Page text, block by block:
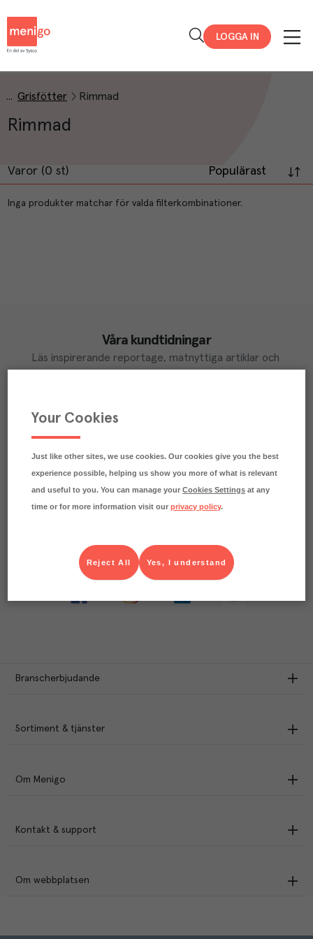
LOGGA IN
Grisfötter Rimmad
Rimmad
Varor (0 st) Populärast
Inga produkter matchar för valda filterkombinationer.
Våra kundtidningar
Läs inspirerande reportage, matnyttiga artiklar och
Branscherbjudande
Sortiment & tjänster
Om Menigo
Kontakt & support
Om webbplatsen
Your Cookies
Just like other sites, we use cookies. Our cookies give you the best
experience possible, helping us show you more of what is relevant
and useful to you. You can manage yourCookies Settings at any
time or for more information visit ourprivacy policy.
Yes, I understand
Reject All